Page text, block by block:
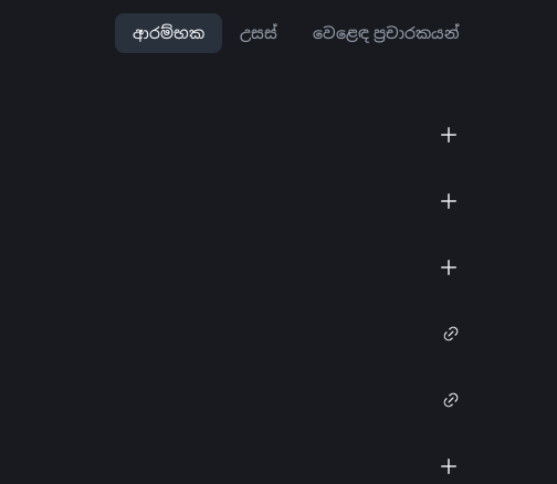
ආරම්භක උසස් වෙළෙඳ ප්‍රචාරකයන්